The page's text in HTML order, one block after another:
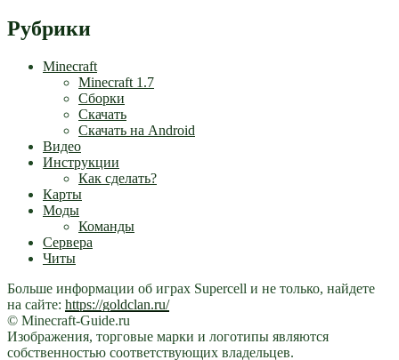
Рубрики
Minecraft
Minecraft 1.7
Сборки
Скачать
Скачать на Android
Видео
Инструкции
Как сделать?
Карты
Моды
Команды
Сервера
Читы
Больше информации об играх Supercell и не только, найдете
на сайте: https://goldclan.ru/
© Minecraft-Guide.ru
Изображения, торговые марки и логотипы являются
собственностью соответствующих владельцев.